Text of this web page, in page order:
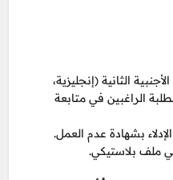
الثانية (إنجليزية،
الراغبين في متابعة
بشهادة عدم العمل.
ملف بلاستيكي.